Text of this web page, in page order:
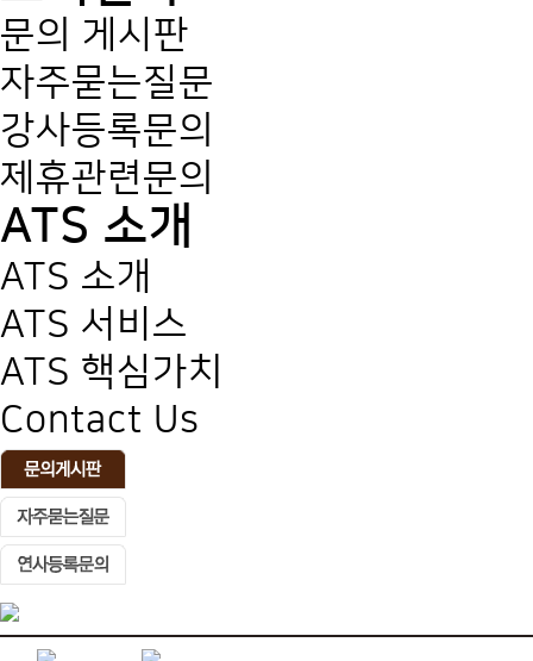
문의 게시판
자주묻는질문
강사등록문의
제휴관련문의
ATS 소개
ATS 소개
ATS 서비스
ATS 핵심가치
Contact Us